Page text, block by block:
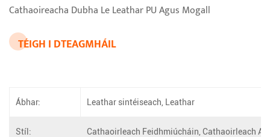
Cathaoireacha Dubha Le Leathar PU Agus Mogall
TÉIGH I DTEAGMHÁIL
Ábhar: Leathar sintéiseach, Leathar
Stíl: Cathaoirleach Feidhmiúcháin, Cathaoirleach